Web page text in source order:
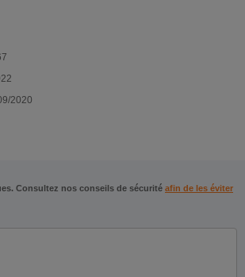
2020
Consultez nos conseils de sécurité afin de les éviter